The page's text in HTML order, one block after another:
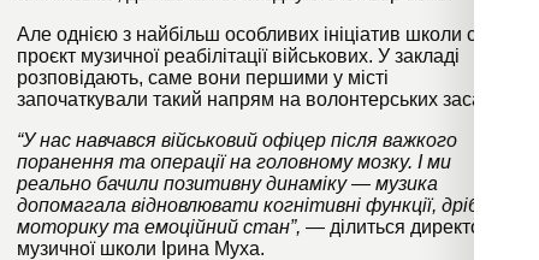
Але однією з найбільш особливих ініціатив школи став
проєкт музичної реабілітації військових. У закладі
розповідають, саме вони першими у місті
започаткували такий напрям на волонтерських засадах.
“У нас навчався військовий офіцер після важкого
поранення та операції на головному мозку. І ми
реально бачили позитивну динаміку — музика
допомагала відновлювати когнітивні функції, дрібну
моторику та емоційний стан”, — ділиться директорка
музичної школи Ірина Муха.